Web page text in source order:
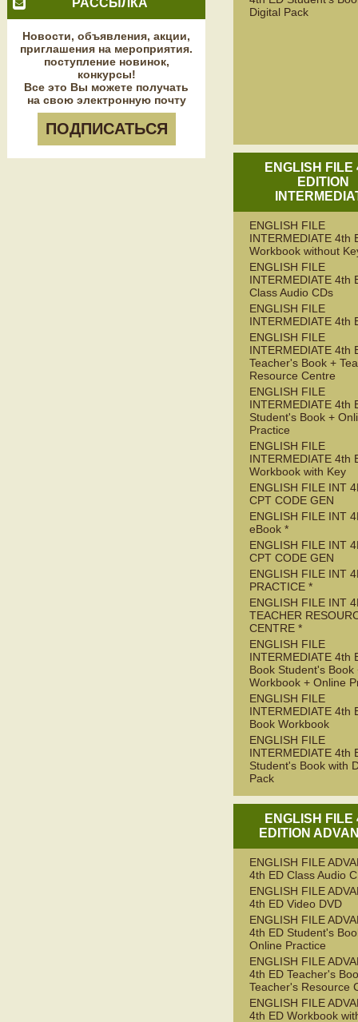
РАССЫЛКА
Новости, объявления, акции,
приглашения на мероприятия.
поступление новинок,
конкурсы!
Все это Вы можете получать
на свою электронную почту
ПОДПИСАТЬСЯ
Digital Pack
ENGLISH FILE
EDITION
ENGLISH FILE
INTERMEDIATE 4th
Workbook without
ENGLISH FILE
INTERMEDIATE 4th
Class Audio CDs
ENGLISH FILE
INTERMEDIATE 4th
ENGLISH FILE
INTERMEDIATE 4th
Teacher's Book +
Resource Centre
ENGLISH FILE
INTERMEDIATE 4th
Student's Book +
Practice
ENGLISH FILE
INTERMEDIATE 4th
Workbook with Key
ENGLISH FILE INT
CPT CODE GEN
ENGLISH FILE INT
eBook *
ENGLISH FILE INT
CPT CODE GEN
ENGLISH FILE INT
PRACTICE *
ENGLISH FILE INT
TEACHER
CENTRE *
ENGLISH FILE
INTERMEDIATE 4th
Book Student's Book
Workbook + Online
ENGLISH FILE
INTERMEDIATE 4th
Book Workbook
ENGLISH FILE
INTERMEDIATE 4th
Student's Book with
Pack
ENGLISH FILE
EDITION
ENGLISH FILE
4th ED Class Audio
ENGLISH FILE
4th ED Video DVD
ENGLISH FILE
4th ED Student's
Online Practice
ENGLISH FILE
4th ED Teacher's
Teacher's Resource
ENGLISH FILE
4th ED Workbook